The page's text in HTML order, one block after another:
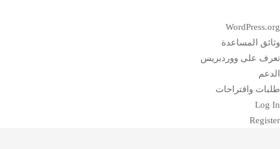
نبذة
عن
ووردبريس
WordPress.org
وثائق المساعدة
تعرف على ووردبريس
الدعم
طلبات واقتراحات
Log In
Register